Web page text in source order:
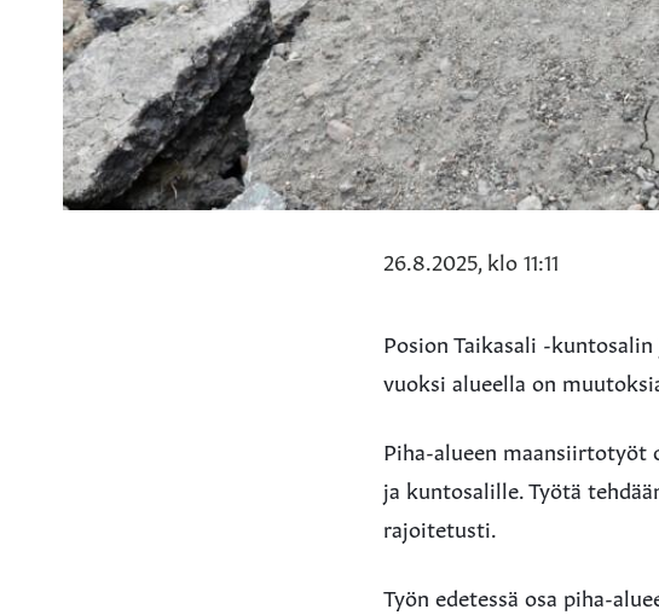
26.8.2025, klo 11:11
Posion Taikasali -
vuoksi alueella on
Piha-alueen
ja kuntosalille. Työtä
rajoitetusti.
Työn edetessä osa piha-